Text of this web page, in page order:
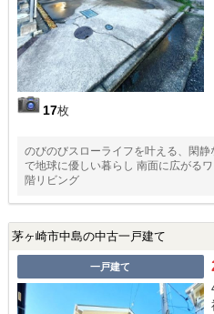
17枚
のびのびスローライフを叶える、閑
で地球に優しい暮らし 南面に広がる
階リビング
茅ヶ崎市中島の中古一戸建て
一戸建て